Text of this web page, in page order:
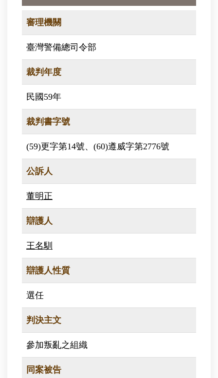
審理機關
臺灣警備總司令部
裁判年度
民國59年
裁判書字號
(59)更字第14號、(60)遵威字第2776號
公訴人
董明正
辯護人
王名馴
辯護人性質
選任
判決主文
參加叛亂之組織
同案被告